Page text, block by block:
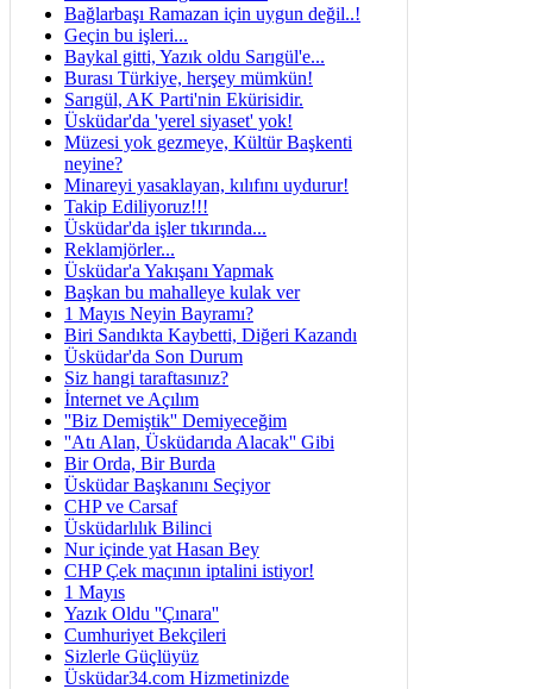
Bağlarbaşı Ramazan için uygun değil..!
Geçin bu işleri...
Baykal gitti, Yazık oldu Sarıgül'e...
Burası Türkiye, herşey mümkün!
Sarıgül, AK Parti'nin Ekürisidir.
Üsküdar'da 'yerel siyaset' yok!
Müzesi yok gezmeye, Kültür Başkenti
neyine?
Minareyi yasaklayan, kılıfını uydurur!
Takip Ediliyoruz!!!
Üsküdar'da işler tıkırında...
Reklamjörler...
Üsküdar'a Yakışanı Yapmak
Başkan bu mahalleye kulak ver
1 Mayıs Neyin Bayramı?
Biri Sandıkta Kaybetti, Diğeri Kazandı
Üsküdar'da Son Durum
Siz hangi taraftasınız?
İnternet ve Açılım
''Biz Demiştik'' Demiyeceğim
''Atı Alan, Üsküdarıda Alacak'' Gibi
Bir Orda, Bir Burda
Üsküdar Başkanını Seçiyor
CHP ve Carsaf
Üsküdarlılık Bilinci
Nur içinde yat Hasan Bey
CHP Çek maçının iptalini istiyor!
1 Mayıs
Yazık Oldu ''Çınara''
Cumhuriyet Bekçileri
Sizlerle Güçlüyüz
Üsküdar34.com Hizmetinizde